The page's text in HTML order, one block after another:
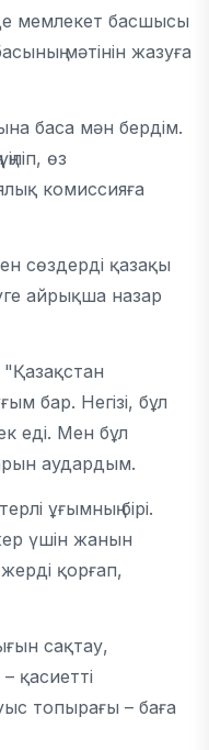
мемлекет басшысы
мәтінін жазуға
баса мән бердім.
өз
комиссияға
сөздерді қазақы
айрықша назар
"Қазақстан
бар. Негізі, бұл
еді. Мен бұл
аудардым.
ұғымның бірі.
үшін жанын
қорғап,
сақтау,
қасиетті
топырағы – баға